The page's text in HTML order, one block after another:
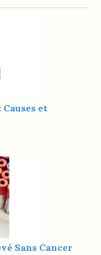
et
Sans Cancer